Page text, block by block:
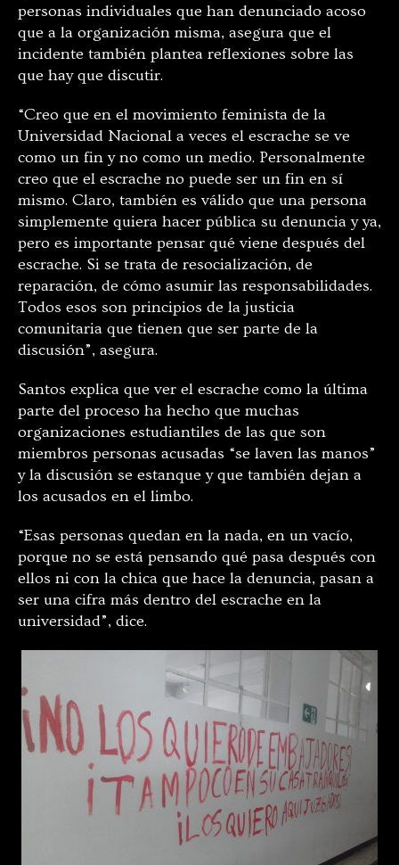
personas individuales que han denunciado acoso
que a la organización misma, asegura que el
incidente también plantea reflexiones sobre las
que hay que discutir.
“Creo que en el movimiento feminista de la
Universidad Nacional a veces el escrache se ve
como un fin y no como un medio. Personalmente
creo que el escrache no puede ser un fin en sí
mismo. Claro, también es válido que una persona
simplemente quiera hacer pública su denuncia y ya,
pero es importante pensar qué viene después del
escrache. Si se trata de resocialización, de
reparación, de cómo asumir las responsabilidades.
Todos esos son principios de la justicia
comunitaria que tienen que ser parte de la
discusión”, asegura.
Santos explica que ver el escrache como la última
parte del proceso ha hecho que muchas
organizaciones estudiantiles de las que son
miembros personas acusadas “se laven las manos”
y la discusión se estanque y que también dejan a
los acusados en el limbo.
“Esas personas quedan en la nada, en un vacío,
porque no se está pensando qué pasa después con
ellos ni con la chica que hace la denuncia, pasan a
ser una cifra más dentro del escrache en la
universidad”, dice.